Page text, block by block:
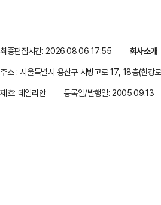
최종편집시간: 2026.08.06 17:55 회사소개
주소 : 서울특별시 용산구 서빙고로 17, 18층(한강
제호: 데일리안
등록일/발행일: 2005.09.13